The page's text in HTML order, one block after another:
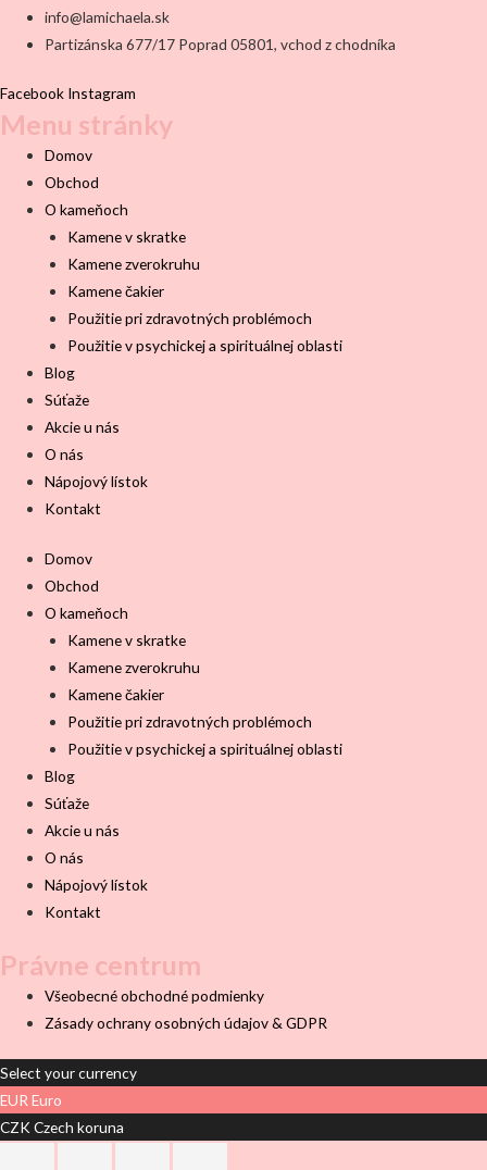
info@lamichaela.sk
Partizánska 677/17 Poprad 05801, vchod z chodníka
Facebook Instagram
Menu stránky
Domov
Obchod
O kameňoch
Kamene v skratke
Kamene zverokruhu
Kamene čakier
Použitie pri zdravotných problémoch
Použitie v psychickej a spirituálnej oblasti
Blog
Súťaže
Akcie u nás
O nás
Nápojový lístok
Kontakt
Domov
Obchod
O kameňoch
Kamene v skratke
Kamene zverokruhu
Kamene čakier
Použitie pri zdravotných problémoch
Použitie v psychickej a spirituálnej oblasti
Blog
Súťaže
Akcie u nás
O nás
Nápojový lístok
Kontakt
Právne centrum
Všeobecné obchodné podmienky
Zásady ochrany osobných údajov & GDPR
Select your currency
EUR Euro
CZK Czech koruna